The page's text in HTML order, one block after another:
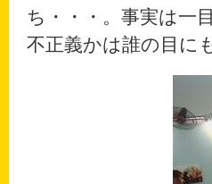
ち・・・。事実は一
不正義かは誰の目に